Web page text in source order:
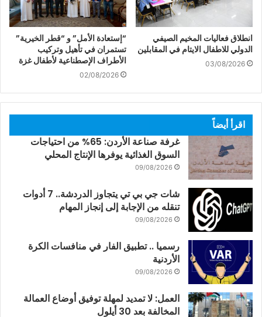
انطلاق فعاليات المخيم الصيفي
الدولي للاطفال الايتام في المقابلين
03/08/2026
“إستعادة الأمل” و “قطر الخيرية”
تستمران في تأهيل وتركيب
الأطراف الإصطناعية لأطفال غزة
02/08/2026
اقرأ أيضاً
غرفة صناعة الأردن: 65% من احتياجات
السوق الغذائية يوفرها الإنتاج المحلي
09/08/2026
شات جي بي تي يتجاوز الدردشة.. 7 أدوات
تنقله من الإجابة إلى إنجاز المهام
09/08/2026
رسميا .. تطبيق الفار في منافسات الكرة
الأردنية
09/08/2026
العمل: لا تمديد لمهلة توفيق أوضاع العمالة
المخالفة بعد 30 أيلول